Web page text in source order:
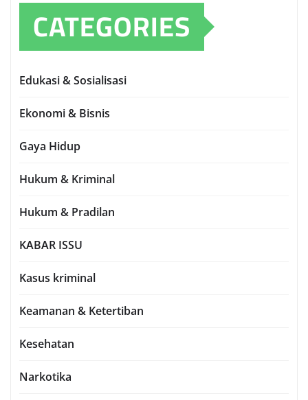
CATEGORIES
Edukasi & Sosialisasi
Ekonomi & Bisnis
Gaya Hidup
Hukum & Kriminal
Hukum & Pradilan
KABAR ISSU
Kasus kriminal
Keamanan & Ketertiban
Kesehatan
Narkotika